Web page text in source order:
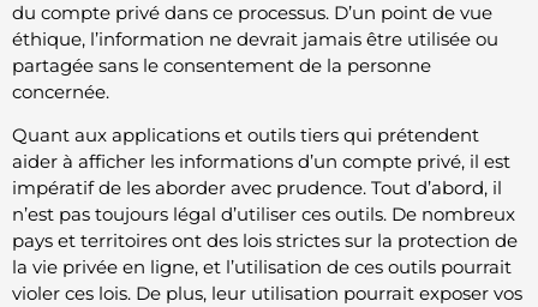
du compte privé dans ce processus. D’un point de vue
éthique, l’information ne devrait jamais être utilisée ou
partagée sans le consentement de la personne
concernée.
Quant aux applications et outils tiers qui prétendent
aider à afficher les informations d’un compte privé, il est
impératif de les aborder avec prudence. Tout d’abord, il
n’est pas toujours légal d’utiliser ces outils. De nombreux
pays et territoires ont des lois strictes sur la protection de
la vie privée en ligne, et l’utilisation de ces outils pourrait
violer ces lois. De plus, leur utilisation pourrait exposer vos